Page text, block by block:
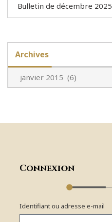
Bulletin de décembre 2025
Archives
Connexion
Identifiant ou adresse e-mail